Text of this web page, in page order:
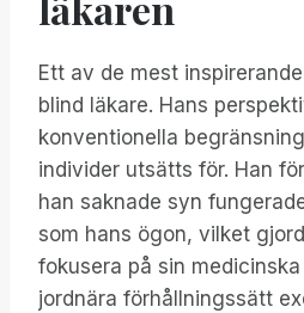
Ett av de mest
blind läkare. Hans
konventionella
individer utsätts för. Han
han saknade syn
som hans ögon, vilket
fokusera på sin
jordnära förhållningssätt